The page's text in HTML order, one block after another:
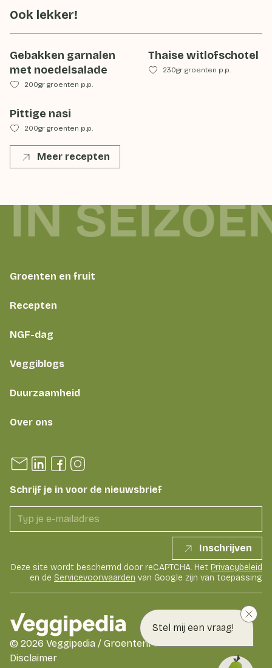
Stel mij een vraag!
Ook lekker!
Gebakken garnalen
met noedelsalade
200gr groenten p.p.
Thaise witlofschotel
230gr groenten p.p.
Pittige nasi
200gr groenten p.p.
Meer recepten
Groenten en fruit
Recepten
NGF-dag
Veggiblogs
Duurzaamheid
Over ons
Schrijf je in voor de nieuwsbrief
Inschrijven
Deze site wordt beschermd door reCAPTCHA. Het Privacybeleid
en de Servicevoorwaarden van Google zijn van toepassing
Disclaimer
© 2026 Veggipedia / GroentenFruit Huis